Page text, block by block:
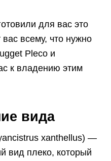
для вас это
всему, что нужно
Pleco и
к владению этим
вида
xanthellus) —
вид плеко, который